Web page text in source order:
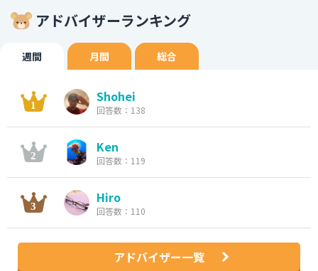
アドバイザーランキング
週間 月間 総合
Shohei
回答数：138
Ken
回答数：119
Hiro
回答数：110
アドバイザー一覧